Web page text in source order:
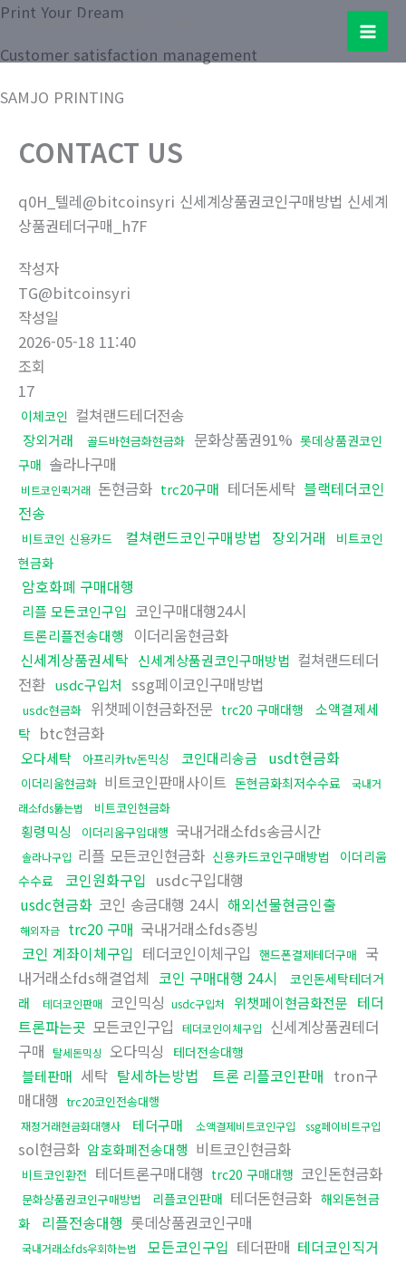
콘
츠
건
Samjo Printing Co. LTD.
Main
Print Your Dream
Customer satisfaction management
SAMJO PRINTING
CONTACT US
q0H_텔레@bitcoinsyri 신세계상품권코인구매방법 신세계
상품권테더구매_h7F
작성자
TG@bitcoinsyri
작성일
2026-05-18 11:40
조회
17
이체코인 컬쳐랜드테더전송
장외거래 골드바현금화현금화 문화상품권91% 롯데상품권코인
구매 솔라나구매
비트코인퀵거래 돈현금화 trc20구매 테더돈세탁 블랙테더코인
전송
비트코인 신용카드 컬쳐랜드코인구매방법 장외거래
비트코인
현금화
암호화폐 구매대행
리플 모든코인구입 코인구매대행24시
트론리플전송대행
이더리움현금화
신세계상품권세탁 신세계상품권코인구매방법 컬쳐랜드테더
전환 usdc구입처 ssg페이코인구매방법
usdc현금화 위챗페이현금화전문 trc20 구매대행
소액결제세
탁 btc현금화
오다세탁 아프리카tv돈믹싱 코인대리송금 usdt현금화
이더리움현금화 비트코인판매사이트 돈현금화최저수수료
국내거
래소fds뚫는법
비트코인현금화
횡령믹싱 이더리움구입대행 국내거래소fds송금시간
솔라나구입 리플 모든코인현금화 신용카드코인구매방법
이더리움
수수료
코인원화구입 usdc구입대행
usdc현금화 코인 송금대행 24시 해외선물현금인출
해외자금 trc20 구매 국내거래소fds증빙
코인 계좌이체구입 테더코인이체구입 핸드폰결제테더구매 국
내거래소fds해결업체 코인 구매대행 24시
코인돈세탁테더거
래
테더코인판매 코인믹싱 usdc구입처 위챗페이현금화전문 테더
트론파는곳 모든코인구입 테더코인이체구입
신세계상품권테더
구매 탈세돈믹싱 오다믹싱 테더전송대행
블테판매 세탁 탈세하는방법 트론 리플코인판매 tron구
매대행 trc20코인전송대행
재정거래현금화대행사 테더구매 소액결제비트코인구입 ssg페이비트구입
sol현금화 암호화폐전송대행 비트코인현금화
비트코인환전 테더트론구매대행 trc20 구매대행 코인돈현금화
문화상품권코인구매방법 리플코인판매 테더돈현금화 해외돈현금
화
리플전송대행 롯데상품권코인구매
국내거래소fds우회하는법 모든코인구입 테더판매 테더코인직거